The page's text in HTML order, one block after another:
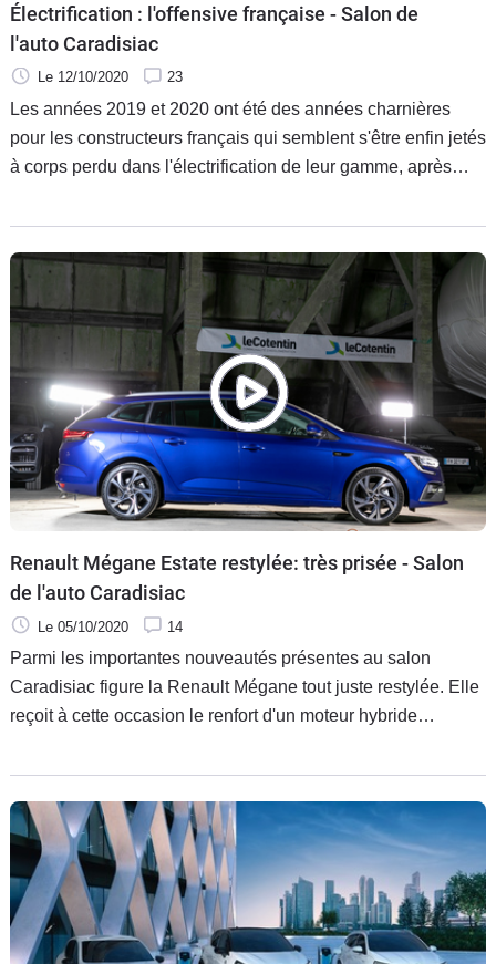
Électrification : l'offensive française - Salon de
l'auto Caradisiac
Le 12/10/2020 23
Les années 2019 et 2020 ont été des années charnières
pour les constructeurs français qui semblent s'être enfin jetés
à corps perdu dans l'électrification de leur gamme, après
c'est sans doute plus pour satisfaire les normes portant sur
les émissions de CO2 imposées par l'Europe mais le résultat
est là : on trouve désormais des hybrides, rechargeables ou
non, et des électriques dans les gammes de Renault et de
PSA. Et pour les découvrir, la plupart d'entre elles ont fait le
déplacement dans la Manche, pour le premier Salon
Caradisiac qui a lieu dans l'incroyable monument historique
qu'est le hangar à ballons dirigeables d'Ecausseville,
construit en 1916.
Renault Mégane Estate restylée: très prisée - Salon
de l'auto Caradisiac
Le 05/10/2020 14
Parmi les importantes nouveautés présentes au salon
Caradisiac figure la Renault Mégane tout juste restylée. Elle
reçoit à cette occasion le renfort d'un moteur hybride